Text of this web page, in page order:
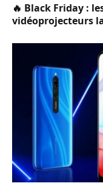
🔥 Black Friday :
vidéoprojecteurs